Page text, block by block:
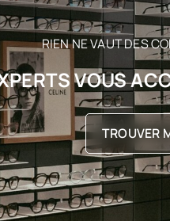
RIEN NE VAUT DES
VOUS
TROUVER